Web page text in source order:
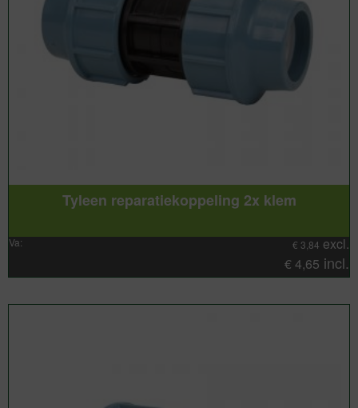
Tyleen reparatiekoppeling 2x klem
Va: € 3,84 excl.
€4,65 incl.